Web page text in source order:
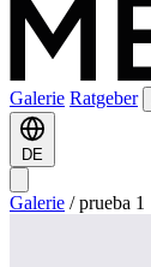
Galerie Ratgeber
DE
Galerie / prueba 1